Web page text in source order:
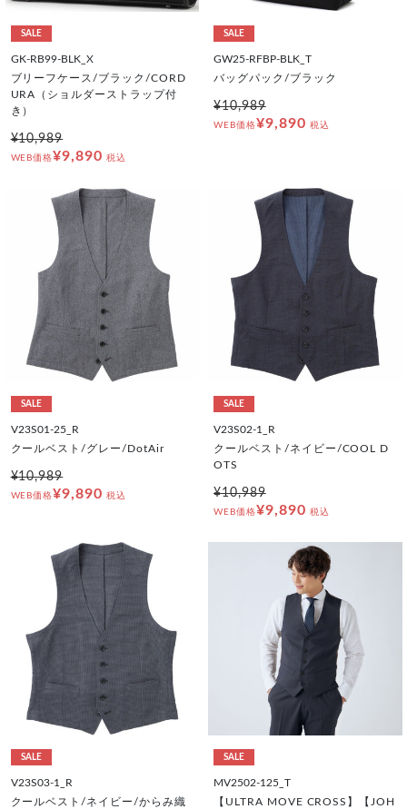
SALE
GK-RB99-BLK_X
ブリーフケース/ブラック/CORD
URA（ショルダーストラップ付
き）
¥10,989
WEB価格¥9,890 税込
SALE
GW25-RFBP-BLK_T
バッグパック/ブラック
¥10,989
WEB価格¥9,890 税込
SALE
V23S01-25_R
クールベスト/グレー/DotAir
¥10,989
WEB価格¥9,890 税込
SALE
V23S02-1_R
クールベスト/ネイビー/COOL D
OTS
¥10,989
WEB価格¥9,890 税込
SALE
V23S03-1_R
クールベスト/ネイビー/からみ織
SALE
MV2502-125_T
【ULTRA MOVE CROSS】【JOH